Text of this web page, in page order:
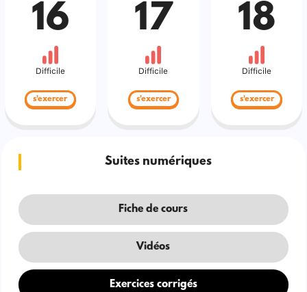
16
Difficile
s'exercer
17
Difficile
s'exercer
18
Difficile
s'exercer
Suites numériques
Fiche de cours
Vidéos
Exercices corrigés